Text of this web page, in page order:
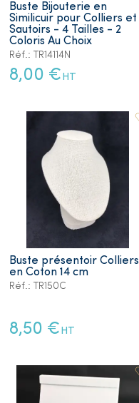
Buste Bijouterie en
Similicuir pour Colliers et
Sautoirs - 4 Tailles - 2
Coloris Au Choix
Réf.: TR14114N
8,00 € HT
Buste présentoir Colliers
en Coton 14 cm
Réf.: TR150C
8,50 € HT